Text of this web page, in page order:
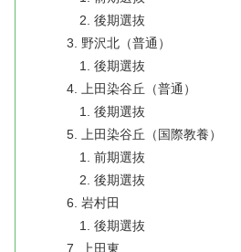
後期選抜
野沢北（普通）
後期選抜
上田染谷丘（普通）
後期選抜
上田染谷丘（国際教養）
前期選抜
後期選抜
岩村田
後期選抜
上田東